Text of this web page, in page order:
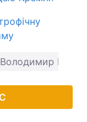
Володимир Путін